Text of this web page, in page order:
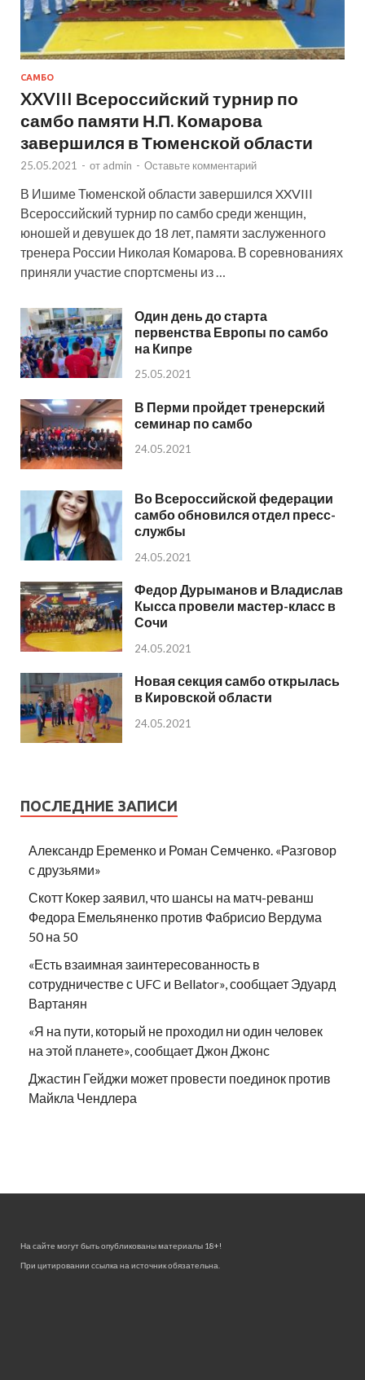
САМБО
XXVIII Всероссийский турнир по
самбо памяти Н.П. Комарова
завершился в Тюменской области
25.05.2021 - от admin - Оставьте комментарий
В Ишиме Тюменской области завершился XXVIII
Всероссийский турнир по самбо среди женщин,
юношей и девушек до 18 лет, памяти заслуженного
тренера России Николая Комарова. В соревнованиях
приняли участие спортсмены из …
Один день до старта
первенства Европы по самбо
на Кипре
25.05.2021
В Перми пройдет тренерский
семинар по самбо
24.05.2021
Во Всероссийской федерации
самбо обновился отдел пресс-
службы
24.05.2021
Федор Дурыманов и Владислав
Кысса провели мастер-класс в
Сочи
24.05.2021
Новая секция самбо открылась
в Кировской области
24.05.2021
ПОСЛЕДНИЕ ЗАПИСИ
Александр Еременко и Роман Семченко. «Разговор
с друзьями»
Скотт Кокер заявил, что шансы на матч-реванш
Федора Емельяненко против Фабрисио Вердума
50 на 50
«Есть взаимная заинтересованность в
сотрудничестве с UFC и Bellator», сообщает Эдуард
Вартанян
«Я на пути, который не проходил ни один человек
на этой планете», сообщает Джон Джонс
Джастин Гейджи может провести поединок против
Майкла Чендлера
На сайте могут быть опубликованы материалы 18+!
При цитировании ссылка на источник обязательна.